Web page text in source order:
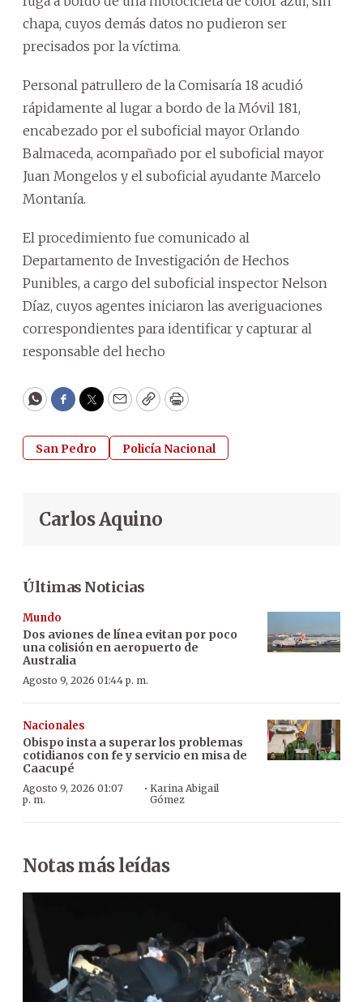
chapa, cuyos demás datos no pudieron ser
precisados por la víctima.
Personal patrullero de la Comisaría 18 acudió
rápidamente al lugar a bordo de la Móvil 181,
encabezado por el suboficial mayor Orlando
Balmaceda, acompañado por el suboficial mayor
Juan Mongelos y el suboficial ayudante Marcelo
Montanía.
El procedimiento fue comunicado al
Departamento de Investigación de Hechos
Punibles, a cargo del suboficial inspector Nelson
Díaz, cuyos agentes iniciaron las averiguaciones
correspondientes para identificar y capturar al
responsable del hecho
WhatsApp
Facebook
Twitter
EmailCopyPrint
San Pedro Policía Nacional
Carlos Aquino
Últimas Noticias
Mundo
Dos aviones de línea evitan por poco
una colisión en aeropuerto de
Australia
Agosto 9, 2026 01:44 p. m.
Nacionales
Obispo insta a superar los problemas
cotidianos con fe y servicio en misa de
Caacupé
Agosto 9, 2026 01:07
p. m.
·Karina Abigail
Gómez
Notas más leídas